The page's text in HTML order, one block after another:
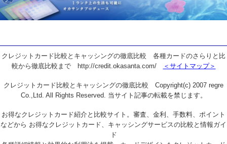
クレジットカード比較とキャッシングの徹底比較 各種カードのさらりと比
較から徹底比較まで http://credit.okasanta.com/
＜サイトマップ＞
クレジットカード比較とキャッシングの徹底比較 Copyright(c) 2007 regre
Co.,Ltd. All Rights Reserved. 当サイト記事の転載を禁じます。
お得なクレジットカード紹介と比較サイト。審査、金利、手数料、ポイント
などから お得なクレジットカード、キャッシングサービスの比較と情報ガイ
ド